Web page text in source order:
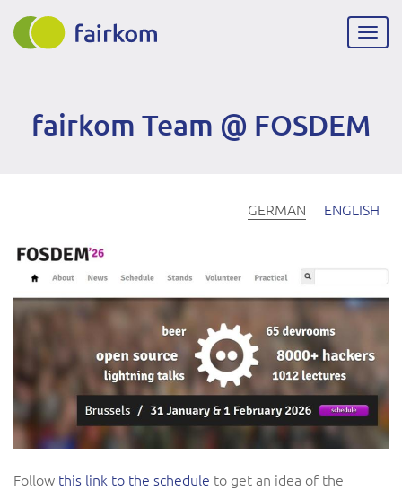
Direkt
zum
fairkom Team @ FOSDEM
GERMAN ENGLISH
Follow this link to the schedule to get an idea of the